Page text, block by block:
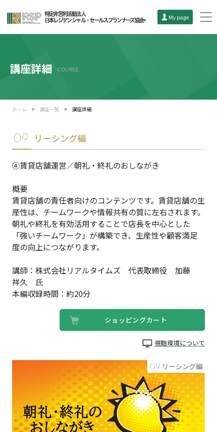
特定非営利活動法人
日本レジデンシャル・セールスプランナーズ協会®
My page
講座詳細 COURSE
ホーム > 講座一覧 > 講座詳細
09 リーシング編
④賃貸店舗運営／朝礼・終礼のおしながき
概要
賃貸店舗の責任者向けのコンテンツです。賃貸店舗の生
産性は、チームワークや情報共有の質に左右されます。
朝礼や終礼を有効活用することで店長を中心とした
「強いチームワーク」が構築でき、生産性や顧客満足
度の向上につながります。
講師：株式会社リアルタイムズ 代表取締役 加藤
祥久 氏
本編収録時間：約20分
ショッピングカート
視聴環境について
09 リーシング編